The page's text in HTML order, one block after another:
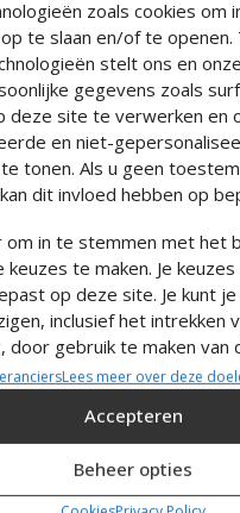
zoals cookies om
te slaan en/of te
stelt ons en
gegevens zoals
deze site te verwerken en
en niet-
tonen. Als u geen
dit invloed hebben op
om in te stemmen met het
te maken. Je keuzes
op deze site. Je kunt
inclusief het intrekken
door gebruik te maken van
of door te klikken op de
apparaat opslaan en/of
Lees meer over deze
Accepteren
Beheer opties
GUNMETAL
In winkelmandje
& Retour